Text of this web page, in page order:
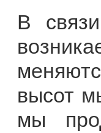
В
высот
мы